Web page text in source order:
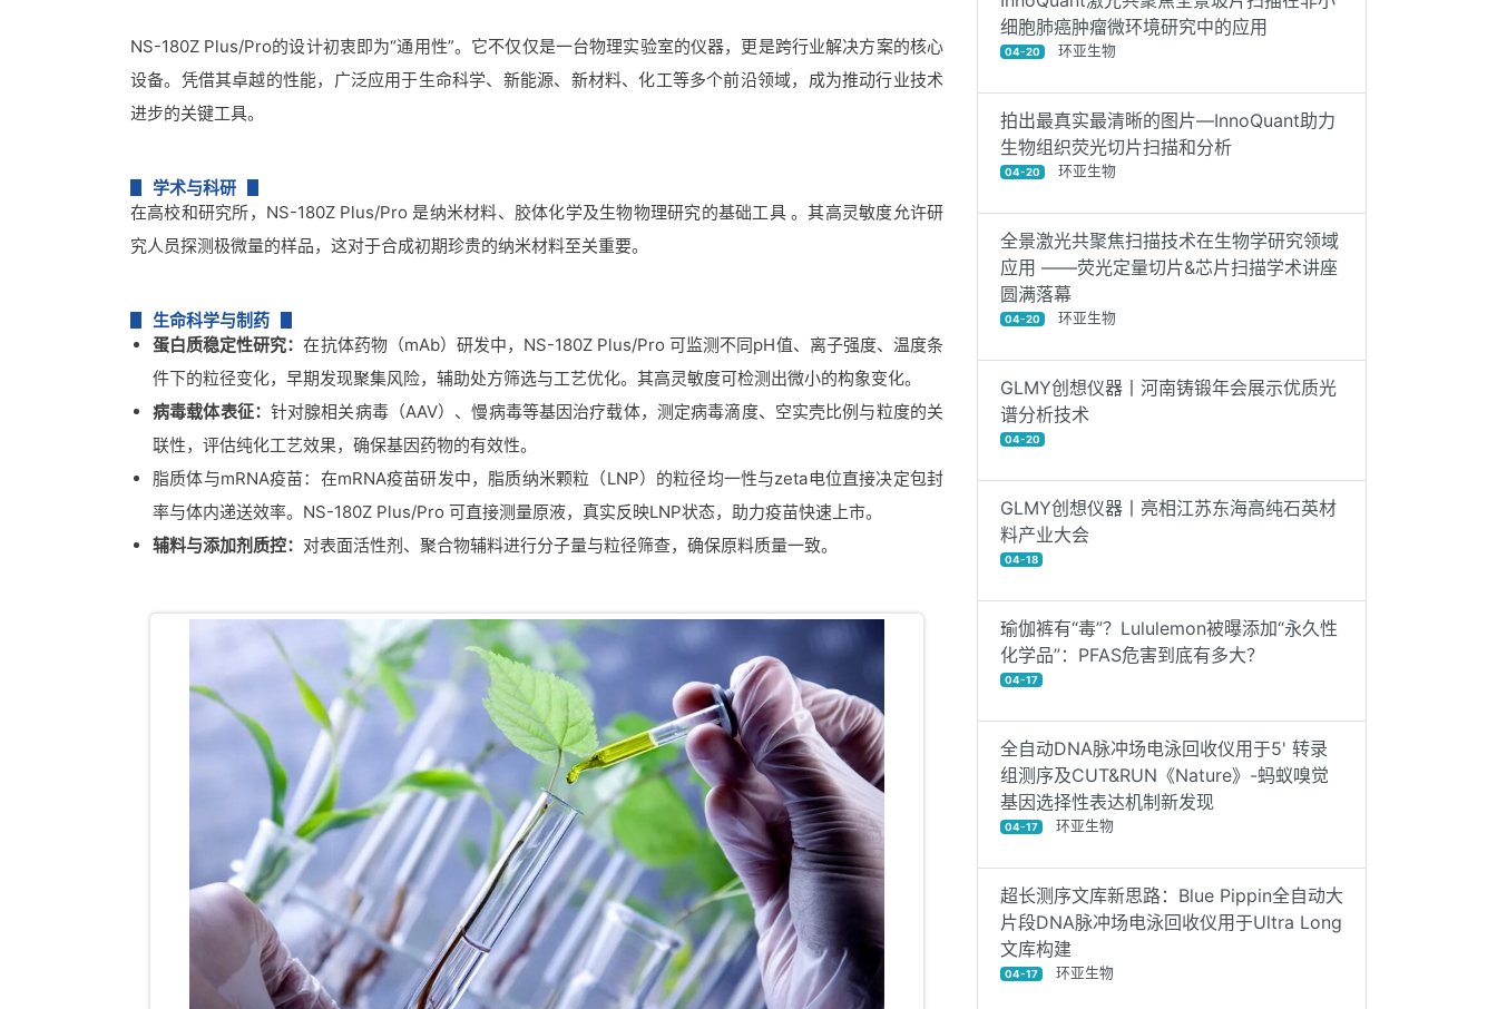
NS-180Z Plus/Pro的设计初衷即为“通用性”。它不仅仅是一台物理实验室的仪器，更是跨行业解决方案的核心
设备。凭借其卓越的性能，广泛应用于生命科学、新能源、新材料、化工等多个前沿领域，成为推动行业技术
进步的关键工具。
学术与科研
在高校和研究所，NS-180Z Plus/Pro 是纳米材料、胶体化学及生物物理研究的基础工具 。其高灵敏度允许研
究人员探测极微量的样品，这对于合成初期珍贵的纳米材料至关重要。
生命科学与制药
蛋白质稳定性研究：在抗体药物（mAb）研发中，NS-180Z Plus/Pro 可监测不同pH值、离子强度、温度条
件下的粒径变化，早期发现聚集风险，辅助处方筛选与工艺优化。其高灵敏度可检测出微小的构象变化。
病毒载体表征： 针对腺相关病毒（AAV）、慢病毒等基因治疗载体，测定病毒滴度、空实壳比例与粒度的关
联性，评估纯化工艺效果，确保基因药物的有效性。
脂质体与mRNA疫苗：在mRNA疫苗研发中，脂质纳米颗粒（LNP）的粒径均一性与zeta电位直接决定包封
率与体内递送效率。NS-180Z Plus/Pro 可直接测量原液，真实反映LNP状态，助力疫苗快速上市。
辅料与添加剂质控： 对表面活性剂、聚合物辅料进行分子量与粒径筛查，确保原料质量一致。
细胞肺癌肿瘤微环境研究中的应用
04-20 环亚生物
拍出最真实最清晰的图片—InnoQuant助力
生物组织荧光切片扫描和分析
04-20 环亚生物
全景激光共聚焦扫描技术在生物学研究领域
应用 ——荧光定量切片&芯片扫描学术讲座
圆满落幕
04-20 环亚生物
GLMY创想仪器丨河南铸锻年会展示优质光
谱分析技术
04-20
GLMY创想仪器丨亮相江苏东海高纯石英材
料产业大会
04-18
瑜伽裤有“毒”？Lululemon被曝添加“永久性
化学品”：PFAS危害到底有多大？
04-17
全自动DNA脉冲场电泳回收仪用于5' 转录
组测序及CUT&RUN《Nature》-蚂蚁嗅觉
基因选择性表达机制新发现
04-17 环亚生物
超长测序文库新思路：Blue Pippin全自动大
片段DNA脉冲场电泳回收仪用于Ultra Long
文库构建
04-17 环亚生物